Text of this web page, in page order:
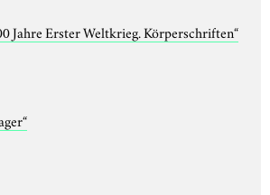
Jahre Erster Weltkrieg. Körperschriften“